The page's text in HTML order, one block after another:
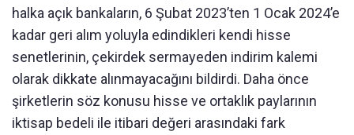
halka açık bankaların, 6 Şubat 2023’ten 1 Ocak 2024’e
kadar geri alım yoluyla edindikleri kendi hisse
senetlerinin, çekirdek sermayeden indirim kalemi
olarak dikkate alınmayacağını bildirdi. Daha önce
şirketlerin söz konusu hisse ve ortaklık paylarının
iktisap bedeli ile itibari değeri arasındaki fark